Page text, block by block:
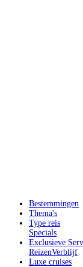
Bestemmingen
Thema's
Type reis
Specials
Exclusieve
ReizenVerblijf
Luxe cruises